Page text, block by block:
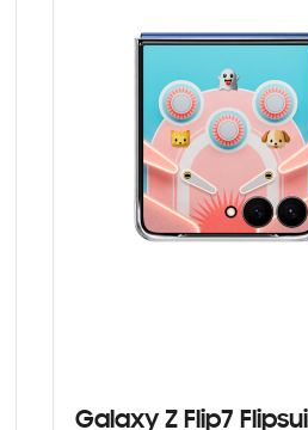
Galaxy Z Flip7